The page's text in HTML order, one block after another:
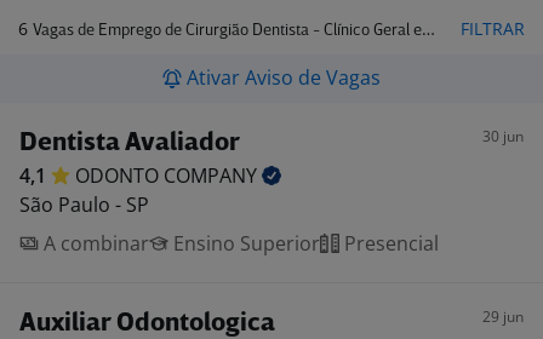
6 Vagas de Emprego de Cirurgião Dentista - Clínico Geral em São Paulo - SP FILTRAR
Ativar Aviso de Vagas
Dentista Avaliador 30 jun
4,1 ODONTO COMPANY
São Paulo - SP
A combinar
Ensino Superior Presencial
Auxiliar Odontologica 29 jun